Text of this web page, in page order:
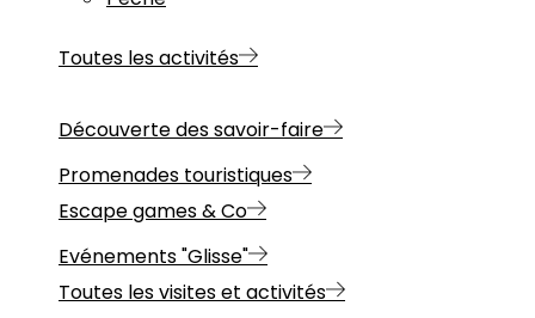
Toutes les activités
Découverte des savoir-faire
Promenades touristiques
Escape games & Co
Evénements "Glisse"
Toutes les visites et activités